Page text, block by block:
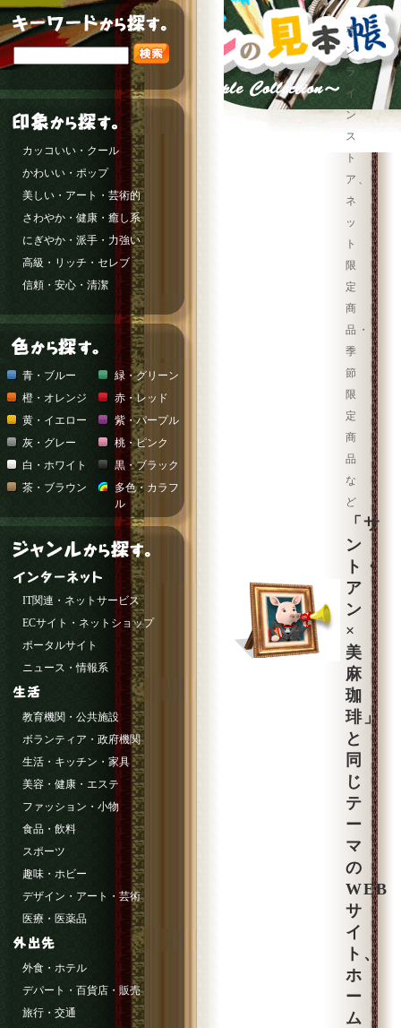
オ
ン
ラ
イ
ン
ス
ト
ア、
ネ
ッ
ト
限
定
商
品・
季
節
限
定
商
品
な
ど
「サ
ン
ト・
ア
ン
×
美
麻
珈
琲」
と
同
じ
テ
ー
マ
の
WEB
サ
イ
ト、
ホ
ー
ム
カッコいい・クール
かわいい・ポップ
美しい・アート・芸術的
さわやか・健康・癒し系
にぎやか・派手・力強い
高級・リッチ・セレブ
信頼・安心・清潔
青・ブルー
緑・グリーン
橙・オレンジ
赤・レッド
黄・イエロー
紫・パープル
灰・グレー
桃・ピンク
白・ホワイト
黒・ブラック
茶・ブラウン
多色・カラフ
ル
IT関連・ネットサービス
ECサイト・ネットショップ
ポータルサイト
ニュース・情報系
教育機関・公共施設
ボランティア・政府機関
生活・キッチン・家具
美容・健康・エステ
ファッション・小物
食品・飲料
スポーツ
趣味・ホビー
デザイン・アート・芸術
医療・医薬品
外食・ホテル
デパート・百貨店・販売
旅行・交通